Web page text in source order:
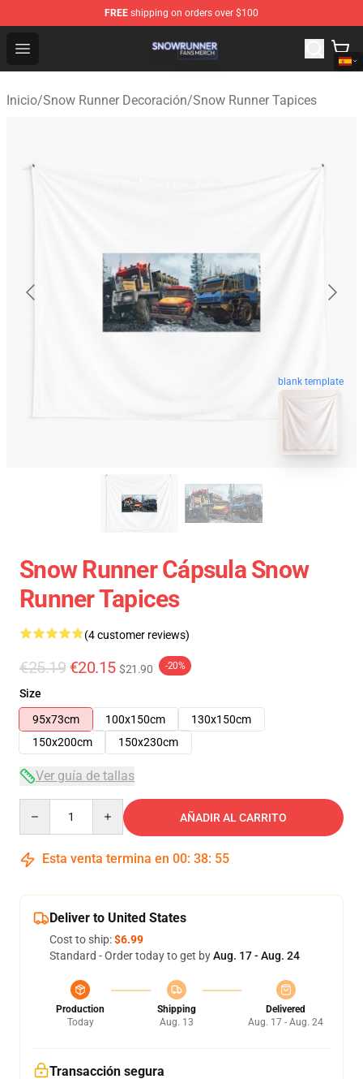
FREE shipping on orders over $100
Open menu
Snow Runner Shop - Official Snow Runner Merchandise
Inicio/Snow Runner Decoración/Snow Runner Tapices
blank template
Snow Runner Cápsula Snow
Runner Tapices
(4 customer reviews)
€25.19 €20.15 $21.90 -20%
Size
95x73cm
100x150cm
130x150cm
150x200cm
150x230cm
Ver guía de tallas
AÑADIR AL CARRITO
Esta venta termina en 00: 38: 55
Deliver to United States
Cost to ship:$6.99
Standard - Order today to get byAug. 17 - Aug. 24
Production
Today
Shipping
Aug. 13
Delivered
Aug. 17 - Aug. 24
Transacción segura